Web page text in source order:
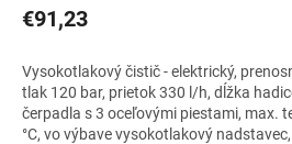
produktu
je
z
5
hviezdičiek.
€91,23
Vysokotlakový čistič - elektrický,
tlak 120 bar, prietok 330 l/h, dĺžka
čerpadla s 3 oceľovými piestami, max.
°C, vo výbave vysokotlakový